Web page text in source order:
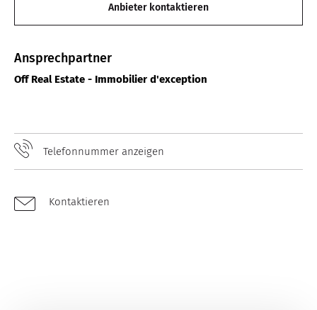
Anbieter kontaktieren
Ansprechpartner
Off Real Estate - Immobilier d'exception
Telefonnummer anzeigen
Kontaktieren